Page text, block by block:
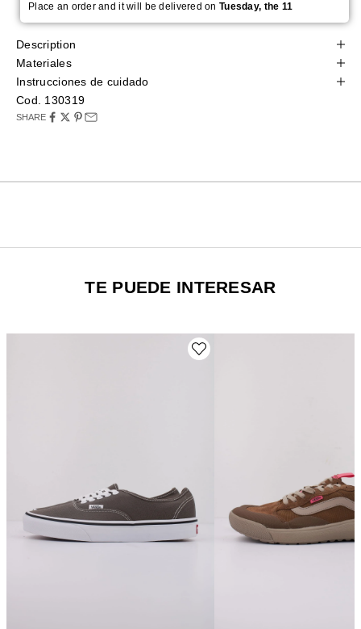
Place an order and it will be delivered onTuesday, the 11
Description
Materiales
Instrucciones de cuidado
Cod. 130319
SHARE
TE PUEDE INTERESAR